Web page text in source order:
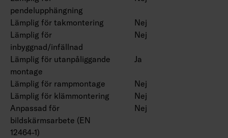
pendelupphängning
Lämplig för takmontering
Nej
Lämplig för
inbyggnad/infällnad
Nej
Lämplig för utanpåliggande
montage
Ja
Lämplig för rampmontage
Nej
Lämplig för klämmontering
Nej
Anpassad för
bildskärmsarbete (EN
12464-1)
Nej